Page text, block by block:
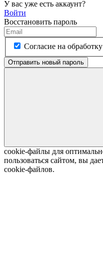
У вас уже есть аккаунт?
Войти
Восстановить пароль
Согласие на
Отправить новый пароль
cookie-файлы для
пользоваться сайтом, вы
cookie-файлов.